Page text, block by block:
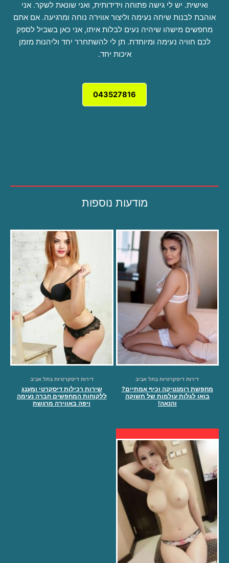
ואישית. יש לי גישה פתוחה וידידותית, ואני שונאת לשקר. אני
אוהבת לבנות שיחה נעימה וליצור אווירה נוחה ומרגיעה. אם אתם
מחפשים מישהו שיהיה נעים לבלות איתו, אני כאן בשביל לספק
לכם חוויה נעימה ומיוחדת. תן לי להשתחרר יחד וליהנות מזמן
איכות יחד.
043527816
מודעות נוספות
דירות דיסקרטיות בתל אביב
מחפשת רומנטיקה וכיף אמתיים?
בואו לגלות עולמות של תשוקה
והנאה!
דירות דיסקרטיות בתל אביב
שירות רכילות דיסקרטי ומענג
ללקוחות המחפשים חברה נעימה
ויפה באווירה מרגשת